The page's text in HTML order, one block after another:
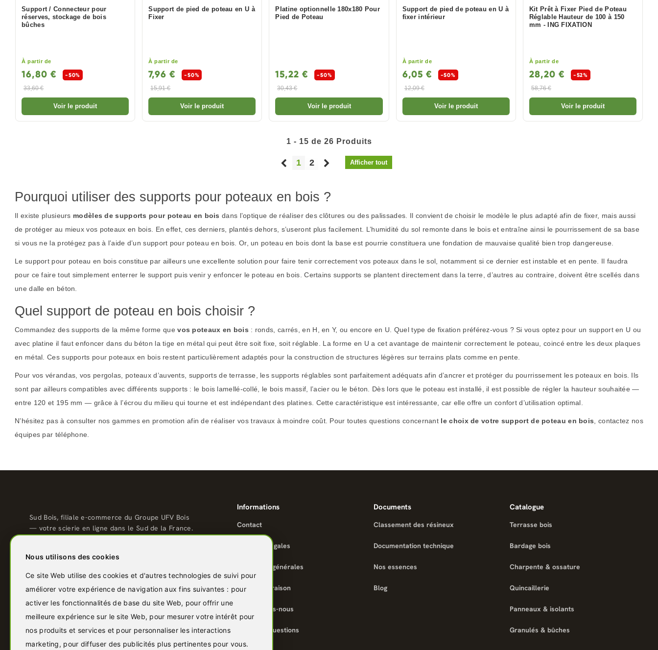
Nous utilisons des cookies
Ce site Web utilise des cookies et d'autres technologies de suivi pour
améliorer votre expérience de navigation aux fins suivantes : pour
activer les fonctionnalités de base du site Web, pour offrir une
meilleure expérience sur le site Web, pour mesurer votre intérêt pour
nos produits et services et pour personnaliser les interactions
marketing, pour diffuser des publicités plus pertinentes pour vous.
Support / Connecteur pour
réserves, stockage de bois
bûches
À partir de
16,80 €
-50%
33,60 €
Voir le produit
Support de pied de poteau en U à
Fixer
À partir de
7,96 €
-50%
15,91 €
Voir le produit
Platine optionnelle 180x180 Pour
Pied de Poteau
15,22 €
-50%
30,43 €
Voir le produit
Support de pied de poteau en U à
fixer intérieur
À partir de
6,05 €
-50%
12,09 €
Voir le produit
Kit Prêt à Fixer Pied de Poteau
Réglable Hauteur de 100 à 150
mm - ING FIXATION
À partir de
28,20 €
-52%
58,76 €
Voir le produit
1 - 15 de 26 Produits
Afficher tout
1 2
Pourquoi utiliser des supports pour poteaux en bois ?
Il existe plusieurs modèles de supports pour poteau en bois dans l’optique de réaliser des clôtures ou des palissades. Il convient de choisir le modèle le plus adapté afin de fixer, mais aussi
de protéger au mieux vos poteaux en bois. En effet, ces derniers, plantés dehors, s’useront plus facilement. L’humidité du sol remonte dans le bois et entraîne ainsi le pourrissement de sa base
si vous ne la protégez pas à l’aide d’un support pour poteau en bois. Or, un poteau en bois dont la base est pourrie constituera une fondation de mauvaise qualité bien trop dangereuse.
Le support pour poteau en bois constitue par ailleurs une excellente solution pour faire tenir correctement vos poteaux dans le sol, notamment si ce dernier est instable et en pente. Il faudra
pour ce faire tout simplement enterrer le support puis venir y enfoncer le poteau en bois. Certains supports se plantent directement dans la terre, d’autres au contraire, doivent être scellés dans
une dalle en béton.
Quel support de poteau en bois choisir ?
Commandez des supports de la même forme quevos poteaux en bois : ronds, carrés, en H, en Y, ou encore en U. Quel type de fixation préférez-vous ? Si vous optez pour un support en U ou
avec platine il faut enfoncer dans du béton la tige en métal qui peut être soit fixe, soit réglable. La forme en U a cet avantage de maintenir correctement le poteau, coincé entre les deux plaques
en métal. Ces supports pour poteaux en bois restent particulièrement adaptés pour la construction de structures légères sur terrains plats comme en pente.
Pour vos vérandas, vos pergolas, poteaux d’auvents, supports de terrasse, les supports réglables sont parfaitement adéquats afin d’ancrer et protéger du pourrissement les poteaux en bois. Ils
sont par ailleurs compatibles avec différents supports : le bois lamellé-collé, le bois massif, l’acier ou le béton. Dès lors que le poteau est installé, il est possible de régler la hauteur souhaitée —
entre 120 et 195 mm — grâce à l’écrou du milieu qui tourne et est indépendant des platines. Cette caractéristique est intéressante, car elle offre un confort d’utilisation optimal.
N’hésitez pas à consulter nos gammes en promotion afin de réaliser vos travaux à moindre coût. Pour toutes questions concernant le choix de votre support de poteau en bois , contactez nos
équipes par téléphone.
Sud Bois, filiale e-commerce du Groupe UFV Bois
— votre scierie en ligne dans le Sud de la France.
contact@sudbois.fr
Avèze (30120) — Sud de la France
f P
Informations
Contact
Mentions légales
Conditions générales
Infos de livraison
Qui sommes-nous
Foire aux questions
Documents
Classement des résineux
Documentation technique
Nos essences
Blog
Catalogue
Terrasse bois
Bardage bois
Charpente & ossature
Quincaillerie
Panneaux & isolants
Granulés & bûches